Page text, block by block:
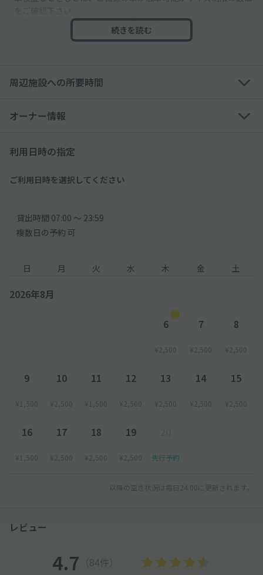
車両にアンテナ等がついている場合、アンテナ等を収納しても、
スペースの高さ制限数値を超える場合、駐車できません
ます
トラックや車の背面にスペアタイヤがあるタイプの車両はご利用
ホイールやフェンダー、バンパー等をカスタムされた車でのご利
庫はできません
9】を厳守してください
連日予約された方23:59までに出庫されなかった場合、翌日7:00
◆入出庫の際は必ず「akippaで予約している」事を現場の管理
い
◆ゲートの発券機にて必ず「駐車券」をお受け取りいただき、場
っております
して「無料認証」を受けてください
◆入庫した後に出庫された場合、再入場はできません
続きを読む
周辺施設への所要時間
オーナー情報
利用日時の指定
ご利用日時を選択してください
貸出時間 07:00 〜 23:59
複数日の予約 可
日 月 火 水 木 金 土
2026年8月
6
¥2,500
7
¥2,500
8
¥2,500
9
¥1,500
10
¥2,500
11
¥1,500
12
¥2,500
13
¥2,500
14
¥2,500
15
¥2,500
16
¥1,500
17
¥2,500
18
¥2,500
19
¥2,500 先行予約
以降の空き状況は毎日24:00に更新されます。
レビュー
4.7 （84件）